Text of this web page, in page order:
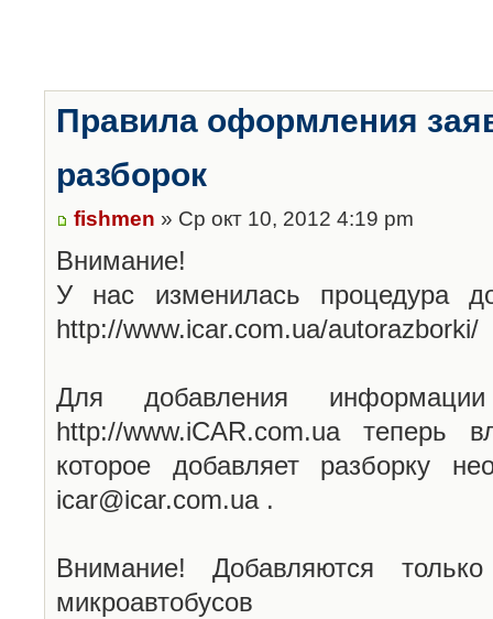
Правила оформления
разборок
fishmen » Ср окт 10, 2012 4:19 pm
Внимание!
У нас изменилась процедура
http://www.icar.com.ua/autorazborki/
Для добавления
http://www.iCAR.com.ua теперь
которое добавляет разборку
icar@icar.com.ua .
Внимание! Добавляются
микроавтобусов